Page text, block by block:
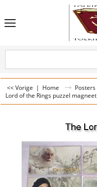
<< Vorige | Home Posters
Lord of the Rings puzzel